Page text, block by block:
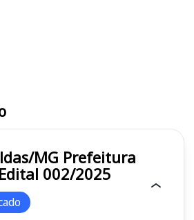
Prefeitura
002/2025